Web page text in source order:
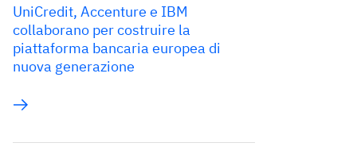
UniCredit, Accenture e IBM
collaborano per costruire la
piattaforma bancaria europea di
nuova generazione